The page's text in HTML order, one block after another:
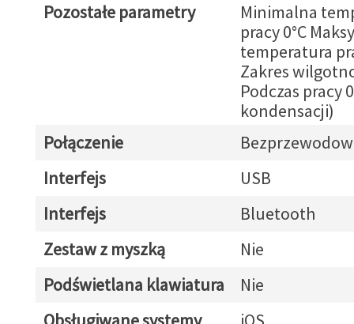
Pozostałe parametry
Minimalna
pracy 0°C
temperatura
Zakres
Podczas pracy
kondensacji)
Połączenie
Interfejs
USB
Interfejs
Bluetooth
Zestaw z myszką
Nie
Podświetlana klawiatura
Nie